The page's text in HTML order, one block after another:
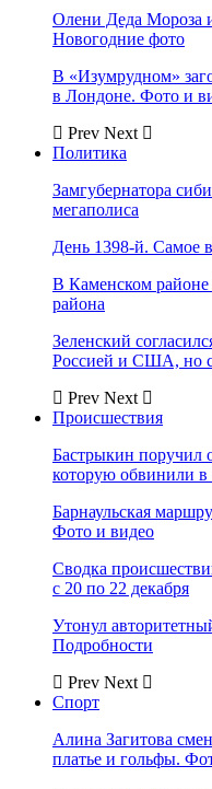
Олени Деда Мороза
Новогодние фото
В «Изумрудном»
в Лондоне. Фото и
Prev Next
Политика
Замгубернатора
мегаполиса
День 1398-й. Самое
В Каменском районе
района
Зеленский
Россией и США, но
Prev Next
Происшествия
Бастрыкин поручил
которую обвинили
Барнаульская
Фото и видео
Сводка
с 20 по 22 декабря
Утонул
Подробности
Prev Next
Спорт
Алина Загитова
платье и гольфы.